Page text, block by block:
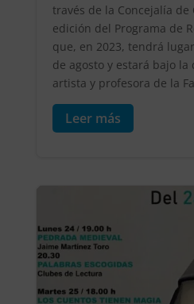
través de la Concejalía
edición del Programa de
que, en 2023, tendrá
de agosto y estará bajo la
artista y profesora de la
Leer más